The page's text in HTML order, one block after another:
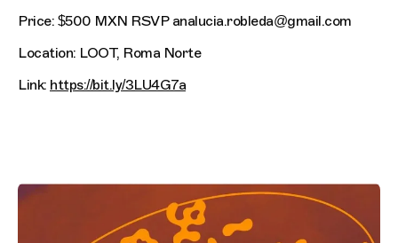
Price: $500 MXN RSVP analucia.robleda@gmail.com
Location: LOOT, Roma Norte
Link: https://bit.ly/3LU4G7a